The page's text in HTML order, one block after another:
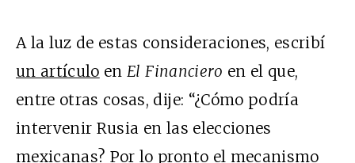
A la luz de estas consideraciones, escribí
un artículo enEl Financiero en el que,
entre otras cosas, dije: “¿Cómo podría
intervenir Rusia en las elecciones
mexicanas? Por lo pronto el mecanismo